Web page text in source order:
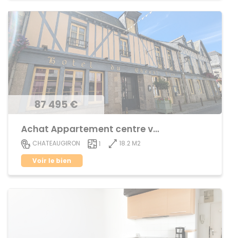
87 495 €
Achat Appartement centre ville
CHATEAUGIRON 1
18.2 M2
Voir le bien